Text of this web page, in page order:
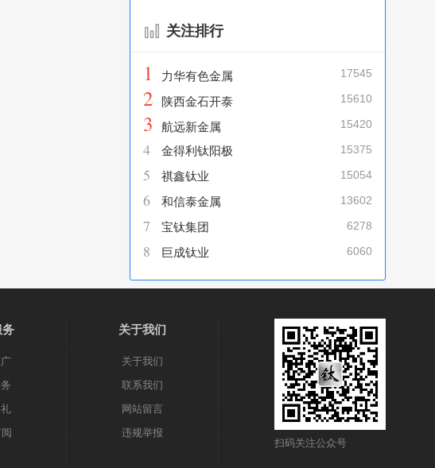
关注排行
17545
1
力华有色金属
15610
2
陕西金石开泰
15420
3
航远新金属
15375
4
金得利钛阳极
15054
5
祺鑫钛业
13602
6
和信泰金属
6278
7
宝钛集团
6060
8 巨成钛业
务 关于我们
关于我们
联系我们
网站留言
违规举报
扫码关注公众号